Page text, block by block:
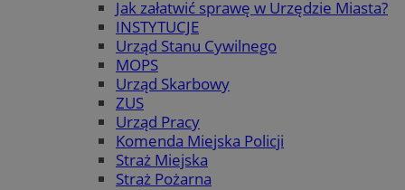
Jak załatwić sprawę w Urzędzie Miasta?
INSTYTUCJE
Urząd Stanu Cywilnego
MOPS
Urząd Skarbowy
ZUS
Urząd Pracy
Komenda Miejska Policji
Straż Miejska
Straż Pożarna